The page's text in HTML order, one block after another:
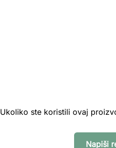
Ukoliko ste koristili ovaj
Napiši